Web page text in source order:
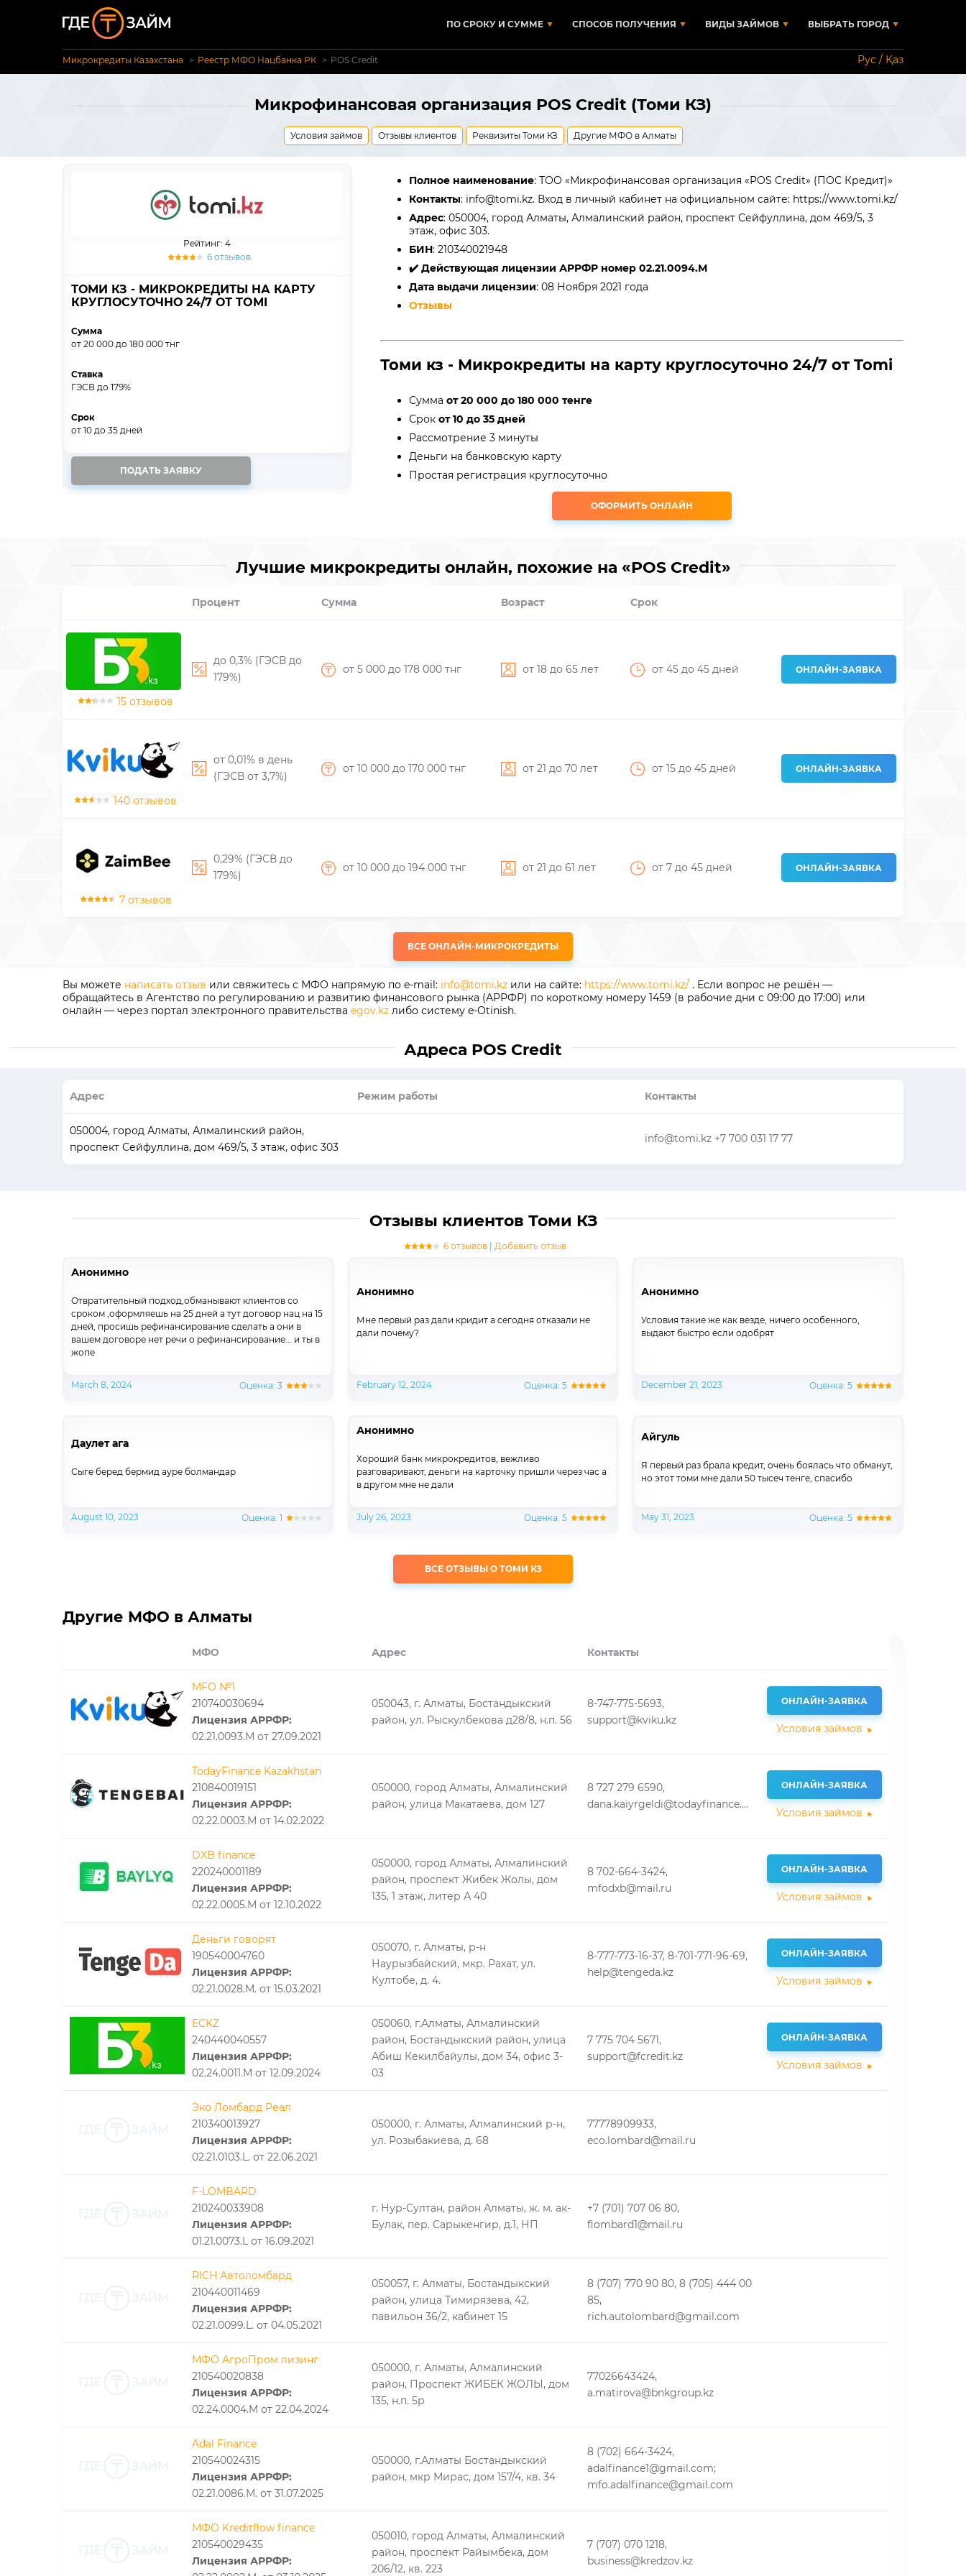
ПО СРОКУ И СУММЕ СПОСОБ ПОЛУЧЕНИЯ ВИДЫ ЗАЙМОВ ВЫБРАТЬ ГОРОД
Микрокредиты Казахстана Реестр МФО Нацбанка РК POS Credit Рус / Қаз
Микрофинансовая организация POS Credit (Томи КЗ)
Условия займов Отзывы клиентов Реквизиты Томи КЗ Другие МФО в Алматы
Рейтинг: 4
6 отзывов
ТОМИ КЗ - МИКРОКРЕДИТЫ НА КАРТУ
КРУГЛОСУТОЧНО 24/7 ОТ TOMI
Сумма
от 20 000 до 180 000 тнг
Ставка
ГЭСВ до 179%
Срок
от 10 до 35 дней
ПОДАТЬ ЗАЯВКУ
Полное наименование: ТОО «Микрофинансовая организация «POS Credit» (ПОС Кредит)»
Контакты: info@tomi.kz. Вход в личный кабинет на официальном сайте: https://www.tomi.kz/
Адрес: 050004, город Алматы, Алмалинский район, проспект Сейфуллина, дом 469/5, 3
этаж, офис 303.
БИН: 210340021948
✔️ Действующая лицензии АРРФР номер 02.21.0094.М
Дата выдачи лицензии: 08 Ноября 2021 года
Отзывы
Томи кз - Микрокредиты на карту круглосуточно 24/7 от Tomi
Суммаот 20 000 до 180 000 тенге
Срокот 10 до 35 дней
Рассмотрение 3 минуты
Деньги на банковскую карту
Простая регистрация круглосуточно
ОФОРМИТЬ ОНЛАЙН
Лучшие микрокредиты онлайн, похожие на «POS Credit»
Процент Сумма Возраст Срок
до 0,3% (ГЭСВ до
179%)
от 5 000 до 178 000 тнг от 18 до 65 лет от 45 до 45 дней
от 0,01% в день
(ГЭСВ от 3,7%)
от 10 000 до 170 000 тнг от 21 до 70 лет от 15 до 45 дней
0,29% (ГЭСВ до
179%)
от 10 000 до 194 000 тнг от 21 до 61 лет от 7 до 45 дней
15 отзывов
140 отзывов
7 отзывов
ОНЛАЙН-ЗАЯВКА
ОНЛАЙН-ЗАЯВКА
ОНЛАЙН-ЗАЯВКА
ВСЕ ОНЛАЙН-МИКРОКРЕДИТЫ
Вы можете написать отзыв или свяжитесь с МФО напрямую по e-mail: info@tomi.kz или на сайте: https://www.tomi.kz/ . Если вопрос не решён —
обращайтесь в Агентство по регулированию и развитию финансового рынка (АРРФР) по короткому номеру 1459 (в рабочие дни с 09:00 до 17:00) или
онлайн — через портал электронного правительства egov.kz либо систему e-Otinish.
Адреса POS Credit
Адрес Режим работы Контакты
050004, город Алматы, Алмалинский район,
проспект Сейфуллина, дом 469/5, 3 этаж, офис 303
info@tomi.kz +7 700 031 17 77
Отзывы клиентов Томи КЗ
6 отзывов| Добавить отзыв
Анонимно
Отвратительный подход,обманывают клиентов со
сроком ,оформляешь на 25 дней а тут договор нац на 15
дней, просишь рефинансирование сделать а они в
вашем договоре нет речи о рефинансирование... и ты в
жопе
March 8, 2024 Оценка: 3
Анонимно
Мне первый раз дали кридит а сегодня отказали не
дали почему?
February 12, 2024 Оценка: 5
Анонимно
Условия такие же как везде, ничего особенного,
выдают быстро если одобрят
December 21, 2023 Оценка: 5
Даулет ага
Сыге беред бермид ауре болмандар
August 10, 2023 Оценка: 1
Анонимно
Хороший банк микрокредитов, вежливо
разговаривают, деньги на карточку пришли через час а
в другом мне не дали
July 26, 2023 Оценка: 5
Айгуль
Я первый раз брала кредит, очень боялась что обманут,
но этот томи мне дали 50 тысеч тенге, спасибо
May 31, 2023 Оценка: 5
ВСЕ ОТЗЫВЫ О ТОМИ КЗ
Другие МФО в Алматы
МФО Адрес Контакты
MFO №1
210740030694
Лицензия АРРФР:
02.21.0093.М от 27.09.2021
050043, г. Алматы, Бостандыкский
район, ул. Рыскулбекова д28/8, н.п. 56
8-747-775-5693,
support@kviku.kz
ОНЛАЙН-ЗАЯВКА
Условия займов
TodayFinance Kazakhstan
210840019151
Лицензия АРРФР:
02.22.0003.М от 14.02.2022
050000, город Алматы, Алмалинский
район, улица Макатаева, дом 127
8 727 279 6590,
dana.kaiyrgeldi@todayfinance.group
ОНЛАЙН-ЗАЯВКА
Условия займов
DXB finance
220240001189
Лицензия АРРФР:
02.22.0005.М от 12.10.2022
050000, город Алматы, Алмалинский
район, проспект Жибек Жолы, дом
135, 1 этаж, литер А 40
8 702-664-3424,
mfodxb@mail.ru
ОНЛАЙН-ЗАЯВКА
Условия займов
Деньги говорят
190540004760
Лицензия АРРФР:
02.21.0028.M. от 15.03.2021
050070, г. Алматы, р-н
Наурызбайский, мкр. Рахат, ул.
Култобе, д. 4.
8-777-773-16-37, 8-701-771-96-69,
help@tengeda.kz
ОНЛАЙН-ЗАЯВКА
Условия займов
ECKZ
240440040557
Лицензия АРРФР:
02.24.0011.М от 12.09.2024
050060, г.Алматы, Алмалинский
район, Бостандыкский район, улица
Абиш Кекилбайулы, дом 34, офис 3-
03
7 775 704 5671,
support@fcredit.kz
ОНЛАЙН-ЗАЯВКА
Условия займов
Эко Ломбард Реал
210340013927
Лицензия АРРФР:
02.21.0103.L. от 22.06.2021
050000, г. Алматы, Алмалинский р-н,
ул. Розыбакиева, д. 68
77778909933,
eco.lombard@mail.ru
F-LOMBARD
210240033908
Лицензия АРРФР:
01.21.0073.L от 16.09.2021
г. Нур-Султан, район Алматы, ж. м. ак-
Булак, пер. Сарыкенгир, д.1, НП
+7 (701) 707 06 80,
flombard1@mail.ru
RICH Автоломбард
210440011469
Лицензия АРРФР:
02.21.0099.L. от 04.05.2021
050057, г. Алматы, Бостандыкский
район, улица Тимирязева, 42,
павильон 36/2, кабинет 15
8 (707) 770 90 80, 8 (705) 444 00
85,
rich.autolombard@gmail.com
МФО АгроПром лизинг
210540020838
Лицензия АРРФР:
02.24.0004.М от 22.04.2024
050000, г. Алматы, Алмалинский
район, Проспект ЖИБЕК ЖОЛЫ, дом
135, н.п. 5р
77026643424,
a.matirova@bnkgroup.kz
Adal Finance
210540024315
Лицензия АРРФР:
02.21.0086.М. от 31.07.2025
050000, г.Алматы Бостандыкский
район, мкр Мирас, дом 157/4, кв. 34
8 (702) 664-3424,
adalfinance1@gmail.com;
mfo.adalfinance@gmail.com
МФО Kreditflow finance
210540029435
Лицензия АРРФР:
050010, город Алматы, Алмалинский
район, проспект Райымбека, дом
206/12, кв. 223
7 (707) 070 1218,
business@kredzov.kz